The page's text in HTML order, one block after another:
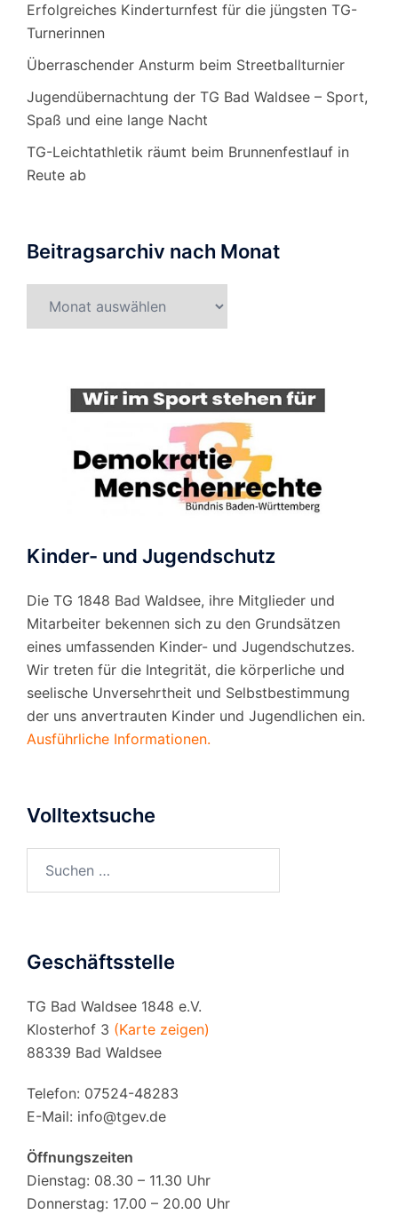
Erfolgreiches Kinderturnfest für die jüngsten TG-
Turnerinnen
Überraschender Ansturm beim Streetballturnier
Jugendübernachtung der TG Bad Waldsee – Sport,
Spaß und eine lange Nacht
TG-Leichtathletik räumt beim Brunnenfestlauf in
Reute ab
Beitragsarchiv nach Monat
Kinder- und Jugendschutz
Die TG 1848 Bad Waldsee, ihre Mitglieder und
Mitarbeiter bekennen sich zu den Grundsätzen
eines umfassenden Kinder- und Jugendschutzes.
Wir treten für die Integrität, die körperliche und
seelische Unversehrtheit und Selbstbestimmung
der uns anvertrauten Kinder und Jugendlichen ein.
Ausführliche Informationen.
Volltextsuche
Geschäftsstelle
TG Bad Waldsee 1848 e.V.
Klosterhof 3 (Karte zeigen)
88339 Bad Waldsee
Telefon: 07524-48283
E-Mail: info@tgev.de
Öffnungszeiten
Dienstag: 08.30 – 11.30 Uhr
Donnerstag: 17.00 – 20.00 Uhr